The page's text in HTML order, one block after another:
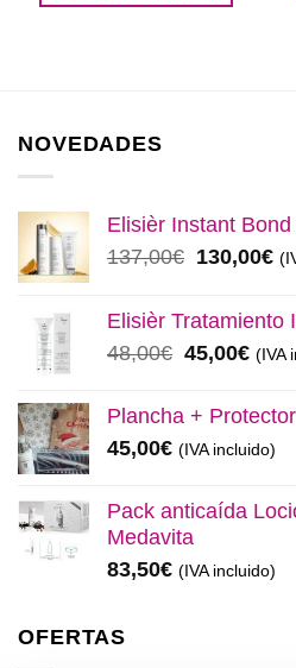
NOVEDADES
Elisièr Instant
137,00€ El
original
137,00€.
130,00€El
Elisièr Tratamiento
48,00€ El
original
48,00€.
45,00€El
actual
(IVA
Plancha + Protector
45,00€ (IVA incluido)
Pack anticaída
Medavita
83,50€ (IVA incluido)
OFERTAS